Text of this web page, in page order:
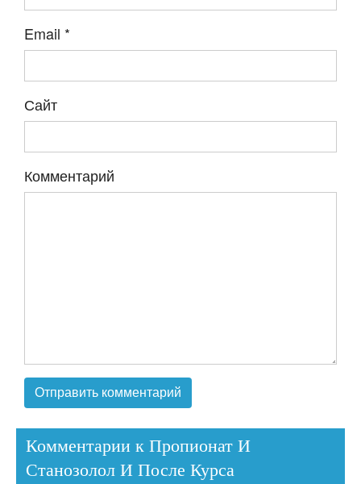
Email *
Сайт
Комментарий
Комментарии к Пропионат И
Станозолол И После Курса